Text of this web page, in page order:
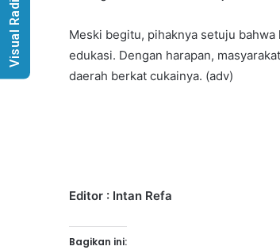
Meski begitu, pihaknya setuju
edukasi. Dengan harapan,
daerah berkat cukainya. (adv)
Editor : Intan Refa
Bagikan ini:
Visual Radio